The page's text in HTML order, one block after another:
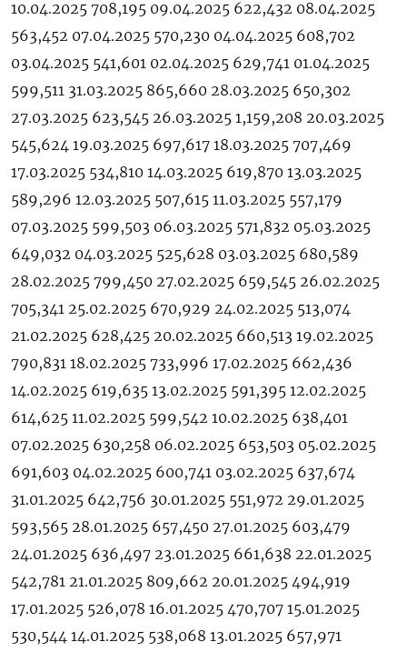
10.04.2025 708,195 09.04.2025 622,432 08.04.2025
563,452 07.04.2025 570,230 04.04.2025 608,702
03.04.2025 541,601 02.04.2025 629,741 01.04.2025
599,511 31.03.2025 865,660 28.03.2025 650,302
27.03.2025 623,545 26.03.2025 1,159,208 20.03.2025
545,624 19.03.2025 697,617 18.03.2025 707,469
17.03.2025 534,810 14.03.2025 619,870 13.03.2025
589,296 12.03.2025 507,615 11.03.2025 557,179
07.03.2025 599,503 06.03.2025 571,832 05.03.2025
649,032 04.03.2025 525,628 03.03.2025 680,589
28.02.2025 799,450 27.02.2025 659,545 26.02.2025
705,341 25.02.2025 670,929 24.02.2025 513,074
21.02.2025 628,425 20.02.2025 660,513 19.02.2025
790,831 18.02.2025 733,996 17.02.2025 662,436
14.02.2025 619,635 13.02.2025 591,395 12.02.2025
614,625 11.02.2025 599,542 10.02.2025 638,401
07.02.2025 630,258 06.02.2025 653,503 05.02.2025
691,603 04.02.2025 600,741 03.02.2025 637,674
31.01.2025 642,756 30.01.2025 551,972 29.01.2025
593,565 28.01.2025 657,450 27.01.2025 603,479
24.01.2025 636,497 23.01.2025 661,638 22.01.2025
542,781 21.01.2025 809,662 20.01.2025 494,919
17.01.2025 526,078 16.01.2025 470,707 15.01.2025
530,544 14.01.2025 538,068 13.01.2025 657,971